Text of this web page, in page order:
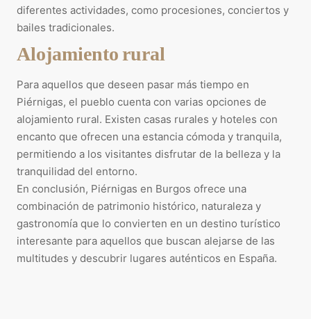
diferentes actividades, como procesiones, conciertos y
bailes tradicionales.
Alojamiento rural
Para aquellos que deseen pasar más tiempo en
Piérnigas, el pueblo cuenta con varias opciones de
alojamiento rural. Existen casas rurales y hoteles con
encanto que ofrecen una estancia cómoda y tranquila,
permitiendo a los visitantes disfrutar de la belleza y la
tranquilidad del entorno.
En conclusión, Piérnigas en Burgos ofrece una
combinación de patrimonio histórico, naturaleza y
gastronomía que lo convierten en un destino turístico
interesante para aquellos que buscan alejarse de las
multitudes y descubrir lugares auténticos en España.